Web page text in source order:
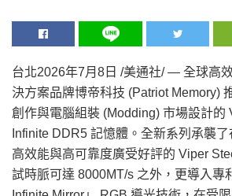
台北2026年7月8日 /美通社/ — 全球高
決方案品牌博帝科技 (Patriot Memory)
創作與電腦組裝 (Modding) 市場設計的
Infinite DDR5 記憶體。全新系列承襲
高效能與高可靠度廣受好評的 Viper
試時脈可達 8000MT/s 之外，更導入專